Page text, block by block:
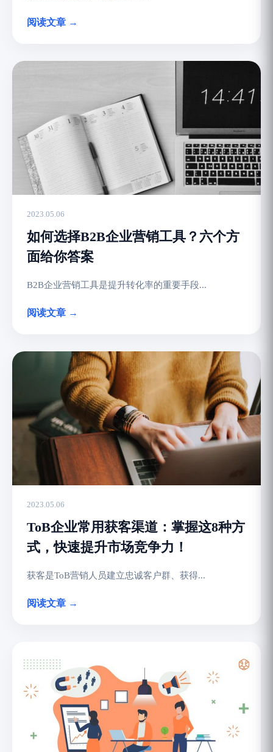
阅读文章 →
2023.05.06
如何选择B2B企业营销工具？六个方
面给你答案
B2B企业营销工具是提升转化率的重要手段...
阅读文章 →
2023.05.06
ToB企业常用获客渠道：掌握这8种方
式，快速提升市场竞争力！
获客是ToB营销人员建立忠诚客户群、获得...
阅读文章 →